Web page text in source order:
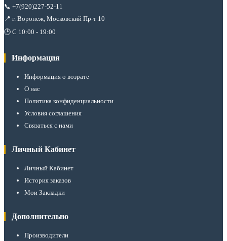
📞 +7(920)227-52-11
📍 г. Воронеж, Московский Пр-т 10
🕒 С 10:00 - 19:00
Информация
Информация о возрате
О нас
Политика конфиденциальности
Условия соглашения
Связаться с нами
Личный Кабинет
Личный Кабинет
История заказов
Мои Закладки
Дополнительно
Производители